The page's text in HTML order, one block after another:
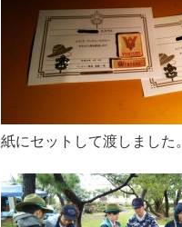
紙にセットして渡しました。